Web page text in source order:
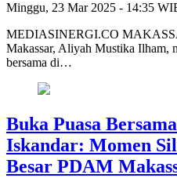
Minggu, 23 Mar 2025 - 14:35
MEDIASINERGI.CO
Makassar, Aliyah Mustika Ilham,
bersama di…
Buka Puasa
Iskandar: Momen
Besar PDAM